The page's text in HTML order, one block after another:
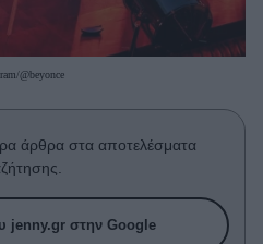
@beyonce
άρθρα στα αποτελέσματα
jenny.gr στην Google